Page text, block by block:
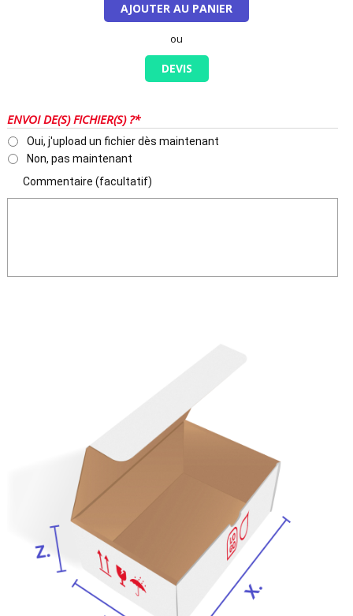
AJOUTER AU PANIER
ou
DEVIS
ENVOI DE(S) FICHIER(S) ?*
Oui, j'upload un fichier dès maintenant
Non, pas maintenant
Commentaire (facultatif)